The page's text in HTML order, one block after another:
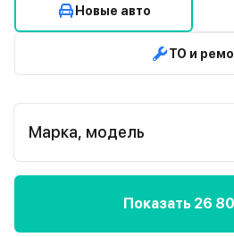
Новые авто
ТО и
Марка, модель
Показать 26